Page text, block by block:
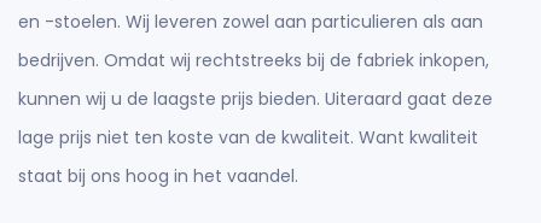
en -stoelen. Wij leveren zowel aan particulieren als aan
bedrijven. Omdat wij rechtstreeks bij de fabriek inkopen,
kunnen wij u de laagste prijs bieden. Uiteraard gaat deze
lage prijs niet ten koste van de kwaliteit. Want kwaliteit
staat bij ons hoog in het vaandel.